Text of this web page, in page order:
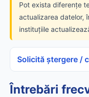
Pot exista diferențe
actualizarea datelor,
instituțiile
Solicită ștergere /
Întrebări